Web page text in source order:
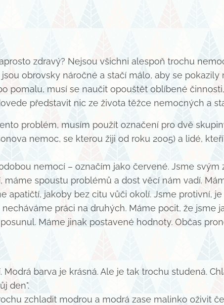
zdravý? Nejsou všichni alespoň trochu
obrovsky náročné a stačí málo, aby se pokazily
pomalu, musí se naučit opouštět oblíbené
představit nic ze života těžce nemocných a
problém, musím použít označení pro dvě
nemoc, se kterou žiji od roku 2005) a lidé,
nemocí – označím jako červené. Jsme svým
spoustu problémů a dost věcí nám vadí.
apatičtí, jakoby bez citu vůči okolí. Jsme protivní,
práci na druhých. Máme pocit, že jsme
Máme jinak postavené hodnoty. Občas
barva je krásná. Ale je tak trochu studená.
den".
zchladit modrou a modrá zase malinko oživit